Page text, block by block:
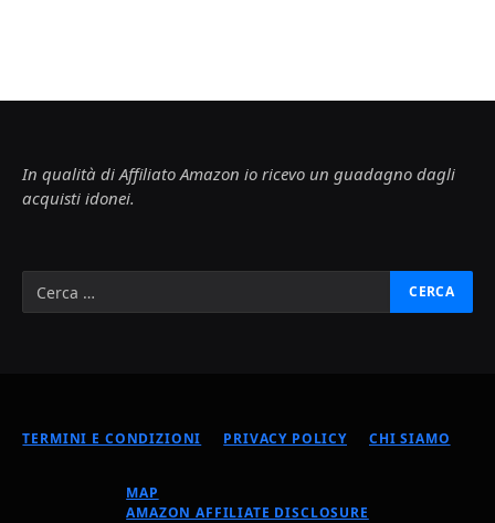
In qualità di Affiliato Amazon io ricevo un guadagno dagli
acquisti idonei.
TERMINI E CONDIZIONI PRIVACY POLICY CHI SIAMO
MAP
AMAZON AFFILIATE DISCLOSURE